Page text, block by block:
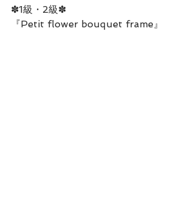
✽1級・2級✽
『Petit flower bouquet frame』